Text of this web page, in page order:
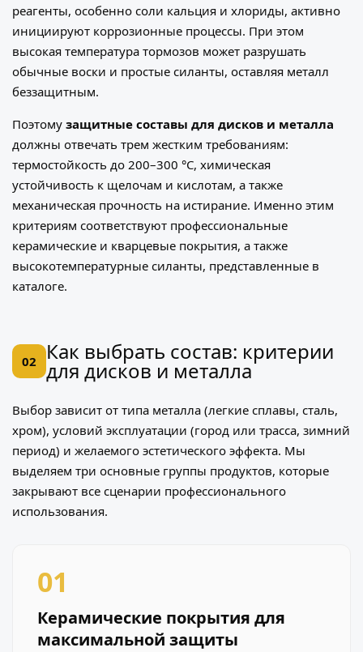
реагенты, особенно соли кальция и хлориды, активно
инициируют коррозионные процессы. При этом
высокая температура тормозов может разрушать
обычные воски и простые силанты, оставляя металл
беззащитным.
Поэтому защитные составы для дисков и металла
должны отвечать трем жестким требованиям:
термостойкость до 200–300 °C, химическая
устойчивость к щелочам и кислотам, а также
механическая прочность на истирание. Именно этим
критериям соответствуют профессиональные
керамические и кварцевые покрытия, а также
высокотемпературные силанты, представленные в
каталоге.
02 Как выбрать состав: критерии
для дисков и металла
Выбор зависит от типа металла (легкие сплавы, сталь,
хром), условий эксплуатации (город или трасса, зимний
период) и желаемого эстетического эффекта. Мы
выделяем три основные группы продуктов, которые
закрывают все сценарии профессионального
использования.
01
Керамические покрытия для
максимальной защиты